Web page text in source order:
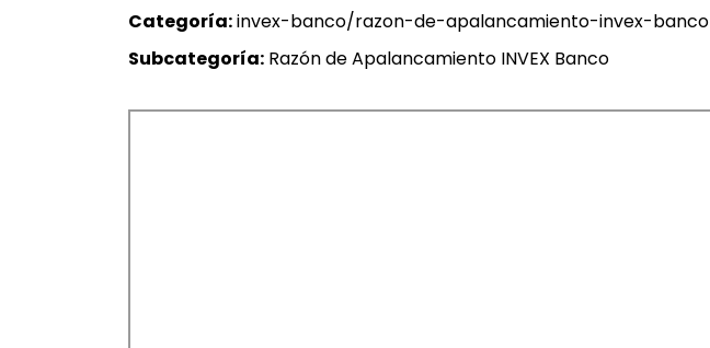
Categoría:invex-banco/razon-de-apalancamiento-invex-banco
Subcategoría: Razón de Apalancamiento INVEX Banco